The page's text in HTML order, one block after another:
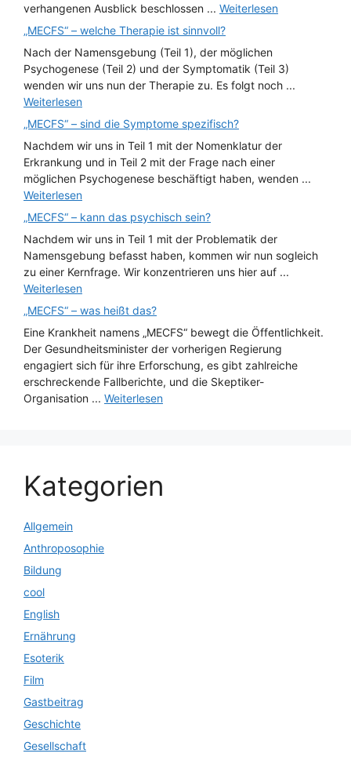
verhangenen Ausblick beschlossen ... Weiterlesen
„MECFS“ – welche Therapie ist sinnvoll?
Nach der Namensgebung (Teil 1), der möglichen
Psychogenese (Teil 2) und der Symptomatik (Teil 3)
wenden wir uns nun der Therapie zu. Es folgt noch ...
Weiterlesen
„MECFS“ – sind die Symptome spezifisch?
Nachdem wir uns in Teil 1 mit der Nomenklatur der
Erkrankung und in Teil 2 mit der Frage nach einer
möglichen Psychogenese beschäftigt haben, wenden ...
Weiterlesen
„MECFS“ – kann das psychisch sein?
Nachdem wir uns in Teil 1 mit der Problematik der
Namensgebung befasst haben, kommen wir nun sogleich
zu einer Kernfrage. Wir konzentrieren uns hier auf ...
Weiterlesen
„MECFS“ – was heißt das?
Eine Krankheit namens „MECFS“ bewegt die Öffentlichkeit.
Der Gesundheitsminister der vorherigen Regierung
engagiert sich für ihre Erforschung, es gibt zahlreiche
erschreckende Fallberichte, und die Skeptiker-
Organisation ... Weiterlesen
Kategorien
Allgemein
Anthroposophie
Bildung
cool
English
Ernährung
Esoterik
Film
Gastbeitrag
Geschichte
Gesellschaft